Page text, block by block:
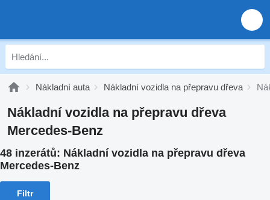
Nákladní auta Nákladní vozidla na přepravu dřeva
Nákladní vozidla na přepravu dřeva
Mercedes-Benz
48 inzerátů: Nákladní vozidla na přepravu dřeva
Mercedes-Benz
Filtr